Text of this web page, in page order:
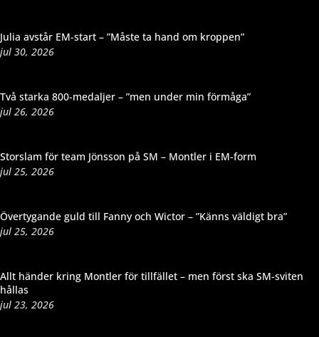
Julia avstår EM-start – ”Måste ta hand om kroppen”
jul 30, 2026
Två starka 800-medaljer – ”men under min förmåga”
jul 26, 2026
Storslam för team Jönsson på SM – Montler i EM-form
jul 25, 2026
Övertygande guld till Fanny och Wictor – ”Känns väldigt bra”
jul 25, 2026
Allt händer kring Montler för tillfället – men först ska SM-sviten
hållas
jul 23, 2026